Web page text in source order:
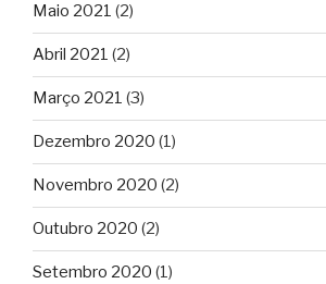
Maio 2021 (2)
Abril 2021 (2)
Março 2021 (3)
Dezembro 2020 (1)
Novembro 2020 (2)
Outubro 2020 (2)
Setembro 2020 (1)